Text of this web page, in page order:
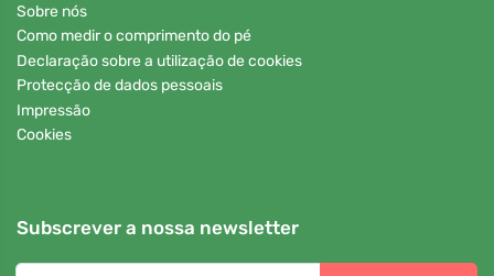
Sobre nós
Como medir o comprimento do pé
Declaração sobre a utilização de cookies
Protecção de dados pessoais
Impressão
Cookies
Subscrever a nossa newsletter